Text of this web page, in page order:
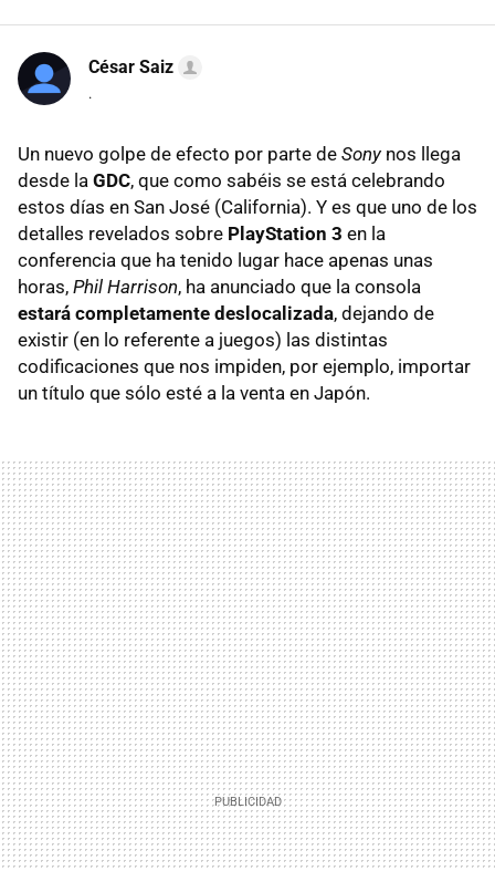
César Saiz
.
Un nuevo golpe de efecto por parte de Sonynos llega
desde la GDC, que como sabéis se está celebrando
estos días en San José (California). Y es que uno de los
detalles revelados sobre PlayStation 3 en la
conferencia que ha tenido lugar hace apenas unas
horas, Phil Harrison, ha anunciado que la consola
estará completamente deslocalizada, dejando de
existir (en lo referente a juegos) las distintas
codificaciones que nos impiden, por ejemplo, importar
un título que sólo esté a la venta en Japón.